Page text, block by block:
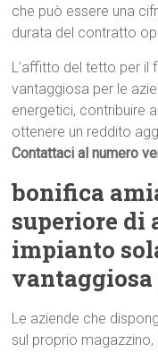
che può essere una
durata del contratto
L’affitto del tetto per
vantaggiosa per le
energetici, contribuire
ottenere un reddito
Contattaci al numero
bonifica
superiore di
impianto
vantaggiosa
Le aziende che
sul proprio